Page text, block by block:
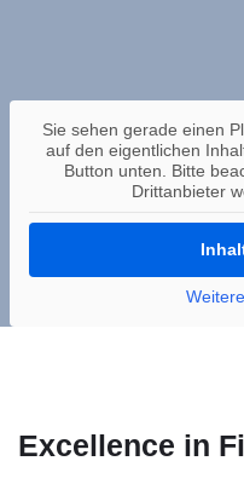
Sie sehen gerade einen
auf den eigentlichen
Button unten. Bitte
Drittanbieter
Excellence in